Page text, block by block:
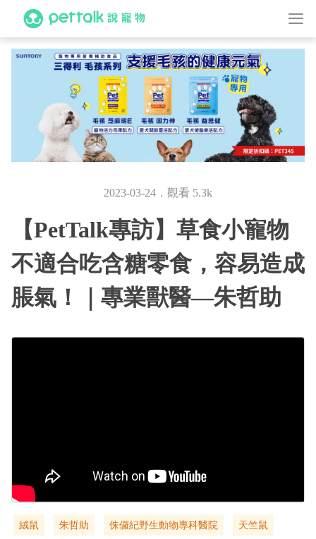
2023-03-24．觀看 5.3k
【PetTalk專訪】草食小寵物
不適合吃含糖零食，容易造成
脹氣！｜專業獸醫—朱哲助
絨鼠 朱哲助 侏儸紀野生動物專科醫院 天竺鼠